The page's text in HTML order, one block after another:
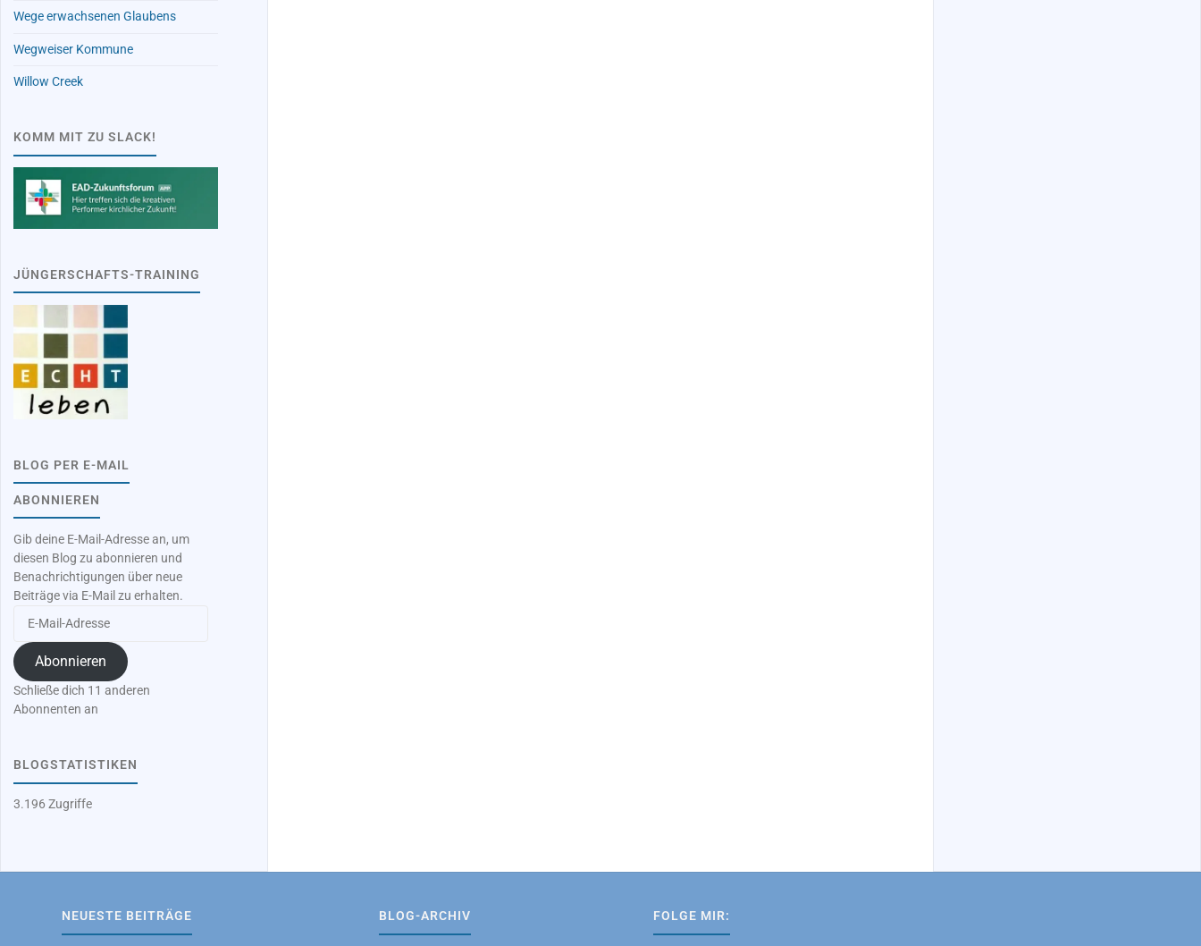
Wege erwachsenen Glaubens
Wegweiser Kommune
Willow Creek
KOMM MIT ZU SLACK!
JÜNGERSCHAFTS-TRAINING
BLOG PER E-MAIL
ABONNIEREN
Gib deine E-Mail-Adresse an, um
diesen Blog zu abonnieren und
Benachrichtigungen über neue
Beiträge via E-Mail zu erhalten.
Mail-
Adresse
Abonnieren
Schließe dich 11 anderen
Abonnenten an
BLOGSTATISTIKEN
3.196 Zugriffe
NEUESTE BEITRÄGE BLOG-ARCHIV FOLGE MIR: